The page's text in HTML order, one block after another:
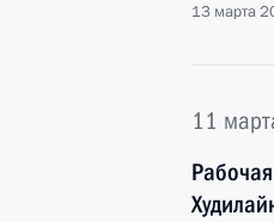
13 марта
11